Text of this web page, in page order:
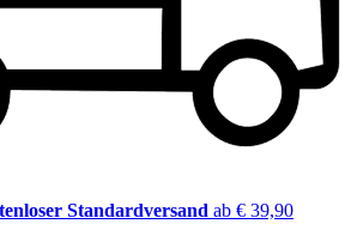
Standardversand ab € 39,90